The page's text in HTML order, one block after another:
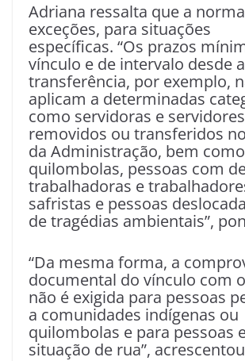
Adriana ressalta que a
exceções, para situações
específicas. “Os prazos
vínculo e de intervalo desde
transferência, por exemplo,
aplicam a determinadas
como servidoras e
removidos ou transferidos
da Administração, bem
quilombolas, pessoas com
trabalhadoras e
safristas e pessoas
de tragédias ambientais”,
“Da mesma forma, a
documental do vínculo com
não é exigida para pessoas
a comunidades indígenas ou
quilombolas e para pessoas
situação de rua”,